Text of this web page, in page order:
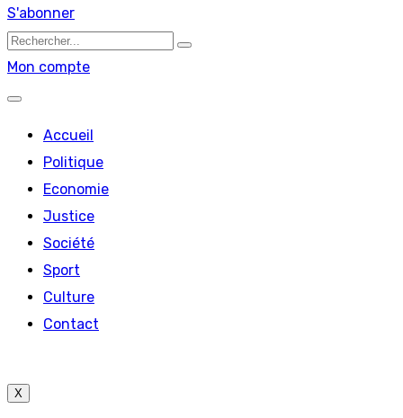
S'abonner
Mon compte
Accueil
Politique
Economie
Justice
Société
Sport
Culture
Contact
X